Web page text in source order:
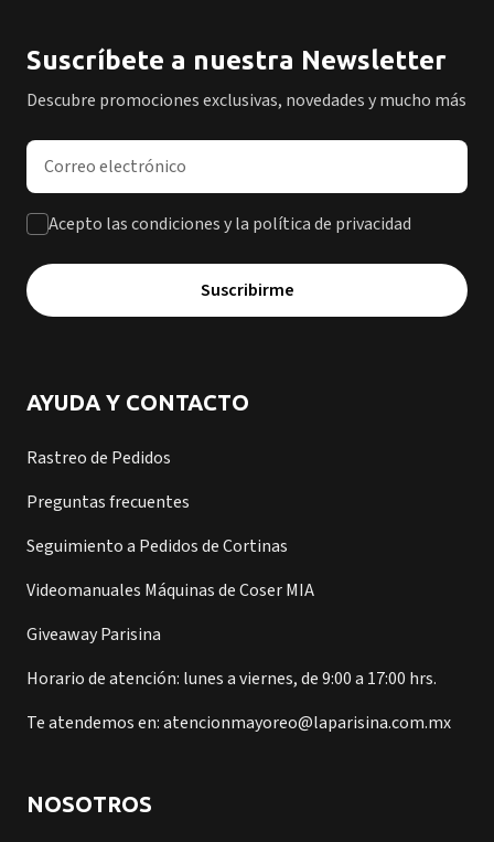
Suscríbete a nuestra Newsletter
Descubre promociones exclusivas, novedades y mucho más
Dirección de correo electrónico
Acepto las condiciones y la política de privacidad
Suscribirme
AYUDA Y CONTACTO
Rastreo de Pedidos
Preguntas frecuentes
Seguimiento a Pedidos de Cortinas
Videomanuales Máquinas de Coser MIA
Giveaway Parisina
Horario de atención: lunes a viernes, de 9:00 a 17:00 hrs.
Te atendemos en: atencionmayoreo@laparisina.com.mx
NOSOTROS